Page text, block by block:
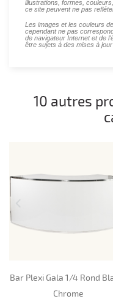
illustrations, formes,
ce site peuvent ne pas
Les images et les couleurs
cependant ne pas
de navigateur Internet et de
être sujets à des mises à
10 autres
Bar Plexi Gala 1/4 Rond
Chrome